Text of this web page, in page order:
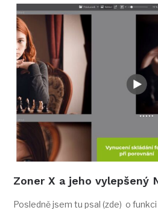
Zoner X a jeho vylepšený
Posledně jsem tu psal (zde) o